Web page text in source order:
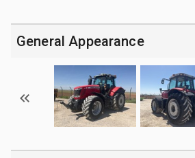
General Appearance